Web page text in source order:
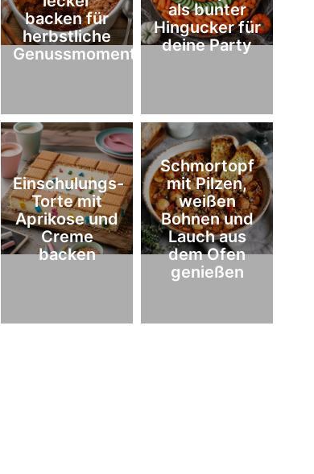
backen für
herbstliche
Genussmomente
als bunter
Hingucker für
deine Party
Einschulungs-
Torte mit
Aprikose und
Creme
backen
Schmortopf
mit Pilzen,
weißen
Bohnen und
Lauch aus
dem Ofen
genießen